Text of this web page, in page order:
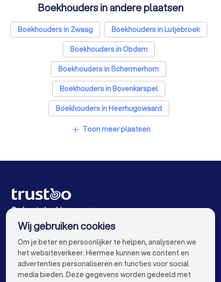
SEO-specialisten in Hoorn (NH)
Grafisch ontwerpers in Hoorn (NH)
Reclamebureaus in Hoorn (NH)
Accountants in Hoorn (NH)
Boekhouders in andere plaatsen
Boekhouders in Zwaag
Boekhouders in Lutjebroek
Boekhouders in Obdam
Boekhouders in Schermerhorn
Boekhouders in Bovenkarspel
Boekhouders in Heerhugowaard
Boekhouders in Volendam
Boekhouders in Noord-Scharwoude
Boekhouders in Amsterdam
Boekhouders in Rotterdam
Boekhouders in Den Haag
Boekhouders in Utrecht
Boekhouders in Eindhoven
Boekhouders in Tilburg
add Toon meer plaatsen
De beste bedrijven voor jou
Wij gebruiken cookies
Om je beter en persoonlijker te helpen, analyseren we
het websiteverkeer. Hiermee kunnen we content en
advertenties personaliseren en functies voor social
media bieden. Deze gegevens worden gedeeld met